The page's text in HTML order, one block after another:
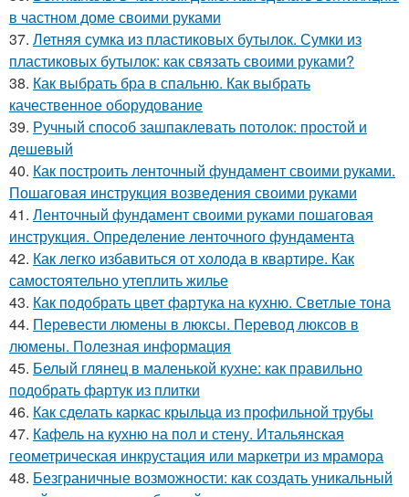
в частном доме своими руками
37. Летняя сумка из пластиковых бутылок. Сумки из
пластиковых бутылок: как связать своими руками?
38. Как выбрать бра в спальню. Как выбрать
качественное оборудование
39. Ручный способ зашпаклевать потолок: простой и
дешевый
40. Как построить ленточный фундамент своими руками.
Пошаговая инструкция возведения своими руками
41. Ленточный фундамент своими руками пошаговая
инструкция. Определение ленточного фундамента
42. Как легко избавиться от холода в квартире. Как
самостоятельно утеплить жилье
43. Как подобрать цвет фартука на кухню. Светлые тона
44. Перевести люмены в люксы. Перевод люксов в
люмены. Полезная информация
45. Белый глянец в маленькой кухне: как правильно
подобрать фартук из плитки
46. Как сделать каркас крыльца из профильной трубы
47. Кафель на кухню на пол и стену. Итальянская
геометрическая инкрустация или маркетри из мрамора
48. Безграничные возможности: как создать уникальный